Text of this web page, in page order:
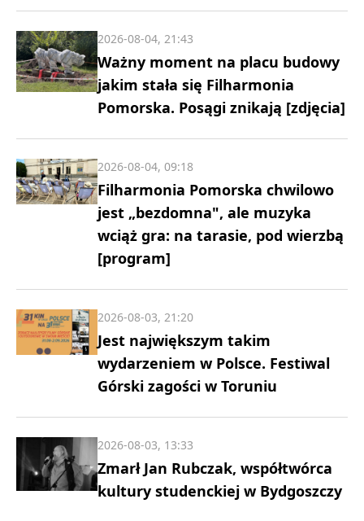
Ważny moment na placu budowy
jakim stała się Filharmonia
Pomorska. Posągi znikają [zdjęcia]
2026-08-04, 21:43
Filharmonia Pomorska chwilowo
jest „bezdomna", ale muzyka
wciąż gra: na tarasie, pod wierzbą
[program]
2026-08-04, 09:18
Jest największym takim
wydarzeniem w Polsce. Festiwal
Górski zagości w Toruniu
2026-08-03, 21:20
Zmarł Jan Rubczak, współtwórca
kultury studenckiej w Bydgoszczy
2026-08-03, 13:33